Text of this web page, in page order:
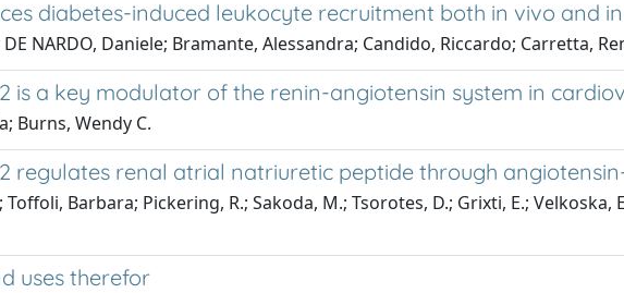
diabetes-induced leukocyte recruitment both in vivo and
NARDO, Daniele; Bramante, Alessandra; Candido, Riccardo; Carretta,
is a key modulator of the renin-angiotensin system in
Burns, Wendy C.
regulates renal atrial natriuretic peptide through
Barbara; Pickering, R.; Sakoda, M.; Tsorotes, D.; Grixti, E.; Velkoska,
uses therefor